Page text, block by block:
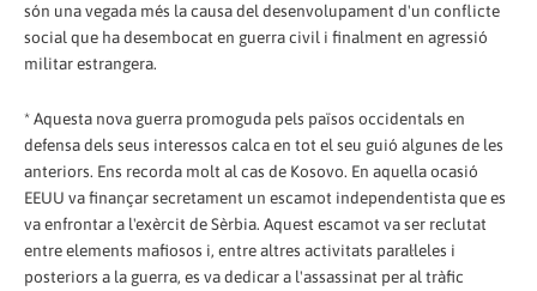
són una vegada més la causa del desenvolupament d'un conflicte
social que ha desembocat en guerra civil i finalment en agressió
militar estrangera.
* Aquesta nova guerra promoguda pels països occidentals en
defensa dels seus interessos calca en tot el seu guió algunes de les
anteriors. Ens recorda molt al cas de Kosovo. En aquella ocasió
EEUU va finançar secretament un escamot independentista que es
va enfrontar a l'exèrcit de Sèrbia. Aquest escamot va ser reclutat
entre elements mafiosos i, entre altres activitats paral·leles i
posteriors a la guerra, es va dedicar a l'assassinat per al tràfic